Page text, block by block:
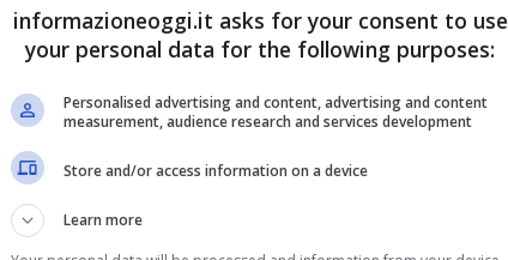
informazioneoggi.it asks for your consent to use
your personal data for the following purposes:
Personalised advertising and content, advertising and content
measurement, audience research and services development
Store and/or access information on a device
Learn more